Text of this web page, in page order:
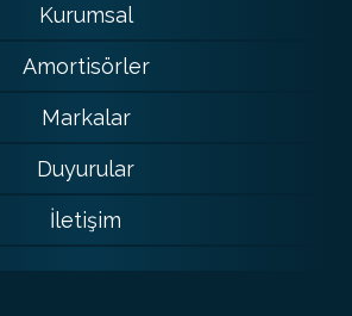
Kurumsal
Amortisörler
Markalar
Duyurular
İletişim